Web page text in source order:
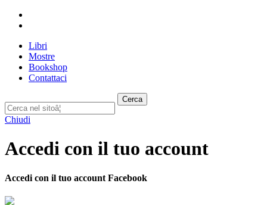
Libri
Mostre
Bookshop
Contattaci
Cerca
Chiudi
Accedi con il tuo account
Accedi con il tuo account Facebook